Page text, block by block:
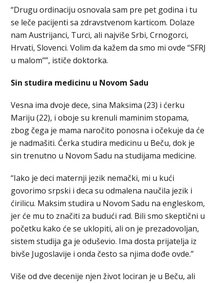
“Drugu ordinaciju osnovala sam pre pet godina i tu
se leče pacijenti sa zdravstvenom karticom. Dolaze
nam Austrijanci, Turci, ali najviše Srbi, Crnogorci,
Hrvati, Slovenci. Volim da kažem da smo mi ovde “SFRJ
u malom””, ističe doktorka.
Sin studira medicinu u Novom Sadu
Vesna ima dvoje dece, sina Maksima (23) i ćerku
Mariju (22), i oboje su krenuli maminim stopama,
zbog čega je mama naročito ponosna i očekuje da će
je nadmašiti. Ćerka studira medicinu u Beču, dok je
sin trenutno u Novom Sadu na studijama medicine.
“Iako je deci maternji jezik nemački, mi u kući
govorimo srpski i deca su odmalena naučila jezik i
ćirilicu. Maksim studira u Novom Sadu na engleskom,
jer će mu to značiti za budući rad. Bili smo skeptični u
početku kako će se uklopiti, ali on je prezadovoljan,
sistem studija ga je oduševio. Ima dosta prijatelja iz
bivše Jugoslavije i onda često sa njima dođe ovde.”
Više od dve decenije njen život lociran je u Beču, ali